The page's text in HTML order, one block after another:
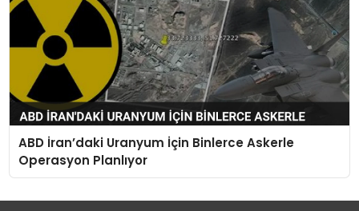
ABD İran’daki Uranyum İçin Binlerce Askerle
Operasyon Planlıyor